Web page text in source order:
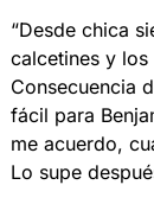
“Desde chica
calcetines y
Consecuencia
fácil para
me acuerdo,
Lo supe